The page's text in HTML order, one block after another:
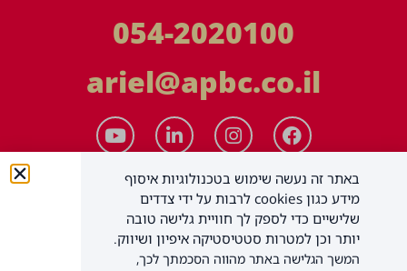
054-2020100
ariel@apbc.co.il
באתר זה נעשה שימוש בטכנולוגיות איסוף
מידע כגון cookies לרבות על ידי צדדים
שלישיים כדי לספק לך חוויית גלישה טובה
יותר וכן למטרות סטטיסטיקה איפיון ושיווק.
המשך הגלישה באתר מהווה הסכמתך לכך,